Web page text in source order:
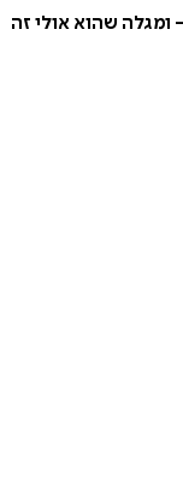
שהוא אולי זה